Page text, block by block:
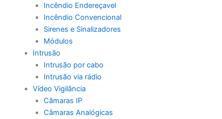
Incêndio Endereçavel
Incêndio Convencional
Sirenes e Sinalizadores
Módulos
Intrusão
Intrusão por cabo
Intrusão via rádio
Vídeo Vigilância
Câmaras IP
Câmaras Analógicas